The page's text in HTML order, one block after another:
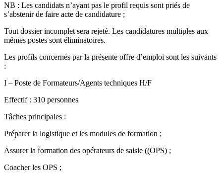
NB : Les candidats n’ayant pas le profil requis sont priés de
s’abstenir de faire acte de candidature ;
Tout dossier incomplet sera rejeté. Les candidatures multiples aux
mêmes postes sont éliminatoires.
Les profils concernés par la présente offre d’emploi sont les suivants
:
I – Poste de Formateurs/Agents techniques H/F
Effectif : 310 personnes
Tâches principales :
Préparer la logistique et les modules de formation ;
Assurer la formation des opérateurs de saisie ((OPS) ;
Coacher les OPS ;